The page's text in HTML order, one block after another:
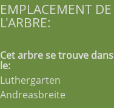
EMPLACEMENT DE
L'ARBRE:
Cet arbre se trouve dans
le:
Luthergarten
Andreasbreite